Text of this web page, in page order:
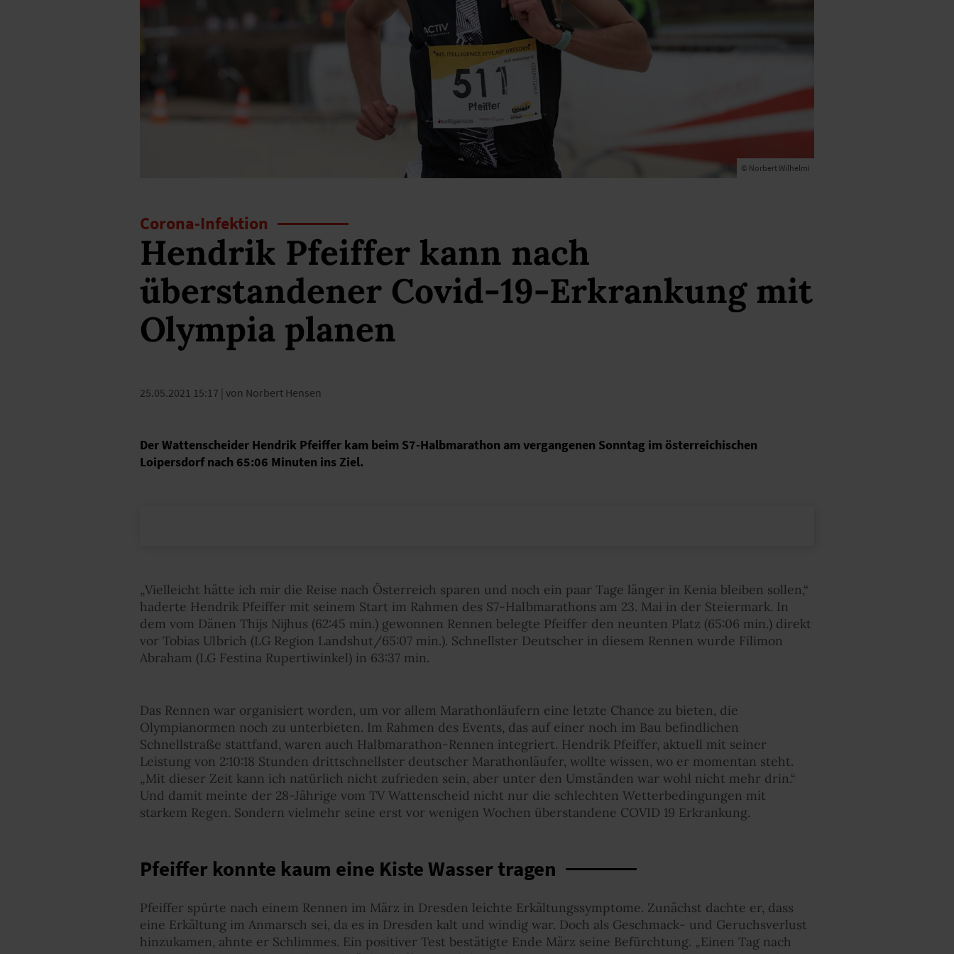
© Norbert Wilhelmi
Corona-Infektion
Hendrik Pfeiffer kann nach
überstandener Covid-19-Erkrankung mit
Olympia planen
25.05.2021 15:17 | von Norbert Hensen
Der Wattenscheider Hendrik Pfeiffer kam beim S7-Halbmarathon am vergangenen Sonntag im österreichischen
Loipersdorf nach 65:06 Minuten ins Ziel.
„Vielleicht hätte ich mir die Reise nach Österreich sparen und noch ein paar Tage länger in Kenia bleiben sollen,“
haderte Hendrik Pfeiffer mit seinem Start im Rahmen des S7-Halbmarathons am 23. Mai in der Steiermark. In
dem vom Dänen Thijs Nijhus (62:45 min.) gewonnen Rennen belegte Pfeiffer den neunten Platz (65:06 min.) direkt
vor Tobias Ulbrich (LG Region Landshut/65:07 min.). Schnellster Deutscher in diesem Rennen wurde Filimon
Abraham (LG Festina Rupertiwinkel) in 63:37 min.
Das Rennen war organisiert worden, um vor allem Marathonläufern eine letzte Chance zu bieten, die
Olympianormen noch zu unterbieten. Im Rahmen des Events, das auf einer noch im Bau befindlichen
Schnellstraße stattfand, waren auch Halbmarathon-Rennen integriert. Hendrik Pfeiffer, aktuell mit seiner
Leistung von 2:10:18 Stunden drittschnellster deutscher Marathonläufer, wollte wissen, wo er momentan steht.
„Mit dieser Zeit kann ich natürlich nicht zufrieden sein, aber unter den Umständen war wohl nicht mehr drin.“
Und damit meinte der 28-Jährige vom TV Wattenscheid nicht nur die schlechten Wetterbedingungen mit
starkem Regen. Sondern vielmehr seine erst vor wenigen Wochen überstandene COVID 19 Erkrankung.
Pfeiffer konnte kaum eine Kiste Wasser tragen
Pfeiffer spürte nach einem Rennen im März in Dresden leichte Erkältungssymptome. Zunächst dachte er, dass
eine Erkältung im Anmarsch sei, da es in Dresden kalt und windig war. Doch als Geschmack- und Geruchsverlust
hinzukamen, ahnte er Schlimmes. Ein positiver Test bestätigte Ende März seine Befürchtung. „Einen Tag nach